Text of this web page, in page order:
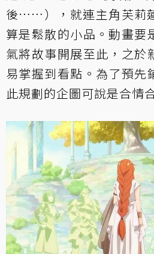
後……），就連主角芙莉
算是鬆散的小品。動畫要
氣將故事開展至此，之於
易掌握到看點。為了預先
此規劃的企圖可說是合情